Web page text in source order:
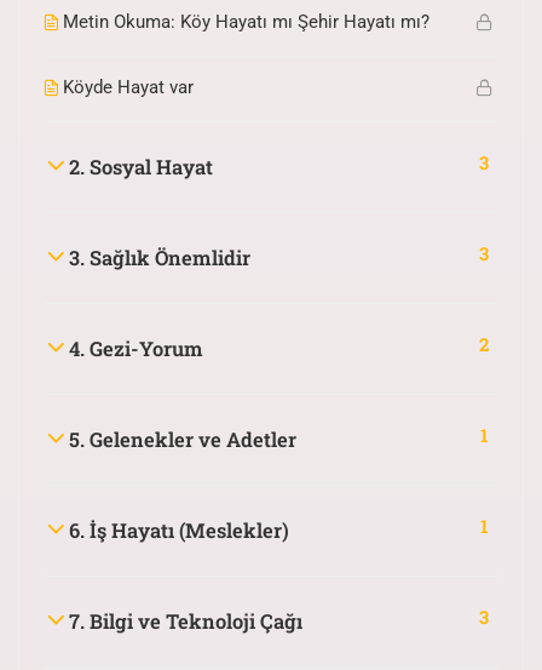
Metin Okuma: Köy Hayatı mı Şehir Hayatı mı?
Köyde Hayat var
2. Sosyal Hayat 3
3. Sağlık Önemlidir 3
4. Gezi-Yorum 2
5. Gelenekler ve Adetler 1
6. İş Hayatı (Meslekler) 1
7. Bilgi ve Teknoloji Çağı 3